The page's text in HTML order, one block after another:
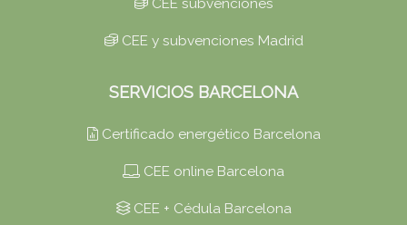
CEE subvenciones
CEE y subvenciones Madrid
SERVICIOS BARCELONA
Certificado energético Barcelona
CEE online Barcelona
CEE + Cédula Barcelona